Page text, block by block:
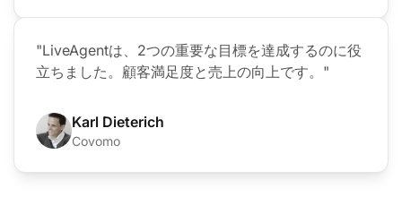
"LiveAgentは、2つの重要な目標を達成するのに役
立ちました。顧客満足度と売上の向上です。"
Karl Dieterich
Covomo